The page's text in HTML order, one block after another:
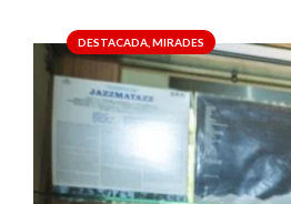
DESTACADA MIRADES